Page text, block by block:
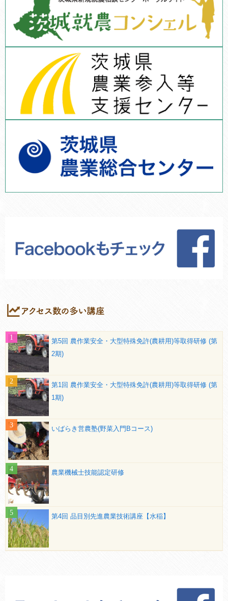
第5回 農作業安全・大型特殊免許(農耕用)等取得研修 (第
2期)
第1回 農作業安全・大型特殊免許(農耕用)等取得研修 (第
1期)
いばらき営農塾(野菜入門Bコース)
農業機械士技能認定研修
第4回 品目別先進農業技術講座【水稲】